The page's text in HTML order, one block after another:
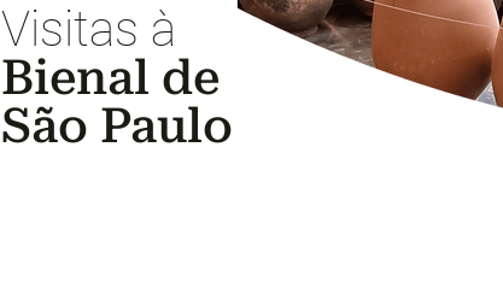
Visitas à
Bienal de
São Paulo